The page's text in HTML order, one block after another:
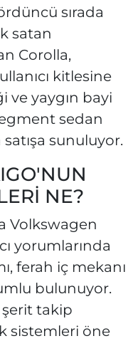
sırada
satan
Corolla,
kitlesine
ve yaygın bayi
sedan
sunuluyor.
NE?
Volkswagen
yorumlarında
ferah iç mekanı
bulunuyor.
şerit takip
sistemleri öne